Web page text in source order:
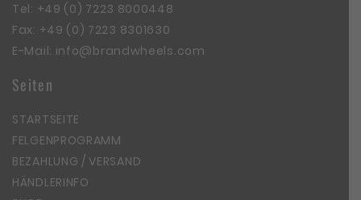
Tel: +49 (0) 7223 8000448
Fax: +49 (0) 7223 8301630
E-Mail: info@brandwheels.com
Seiten
STARTSEITE
FELGENPROGRAMM
BEZAHLUNG / VERSAND
HÄNDLERINFO